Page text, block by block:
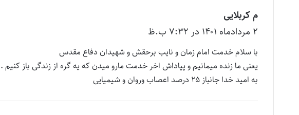
م کربلایی
ف
ت
:
۲ مرداد‌ماه ۱۴۰۱ در ۷:۳۲ ب.ظ
با سلام خدمت امام زمان و نایب برحقش و شهیدان دفاع مقدس
یعنی ما زنده میمانیم و پپاداش اخر خدمت مارو میدن که یه گره از زندگی باز کنیم .
به امید خدا جانباز ۲۵ درصد اعصاب وروان و شیمیایی